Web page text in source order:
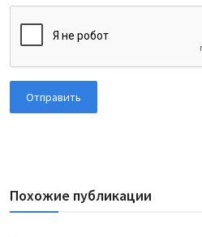
Отправить
Похожие публикации